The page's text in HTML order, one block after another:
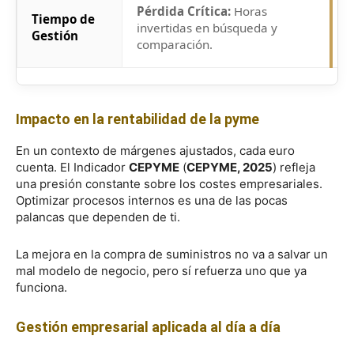
Tiempo de
Gestión
Pérdida Crítica: Horas
invertidas en búsqueda y
comparación.
Impacto en la rentabilidad de la pyme
En un contexto de márgenes ajustados, cada euro
cuenta. El Indicador CEPYME (CEPYME, 2025) refleja
una presión constante sobre los costes empresariales.
Optimizar procesos internos es una de las pocas
palancas que dependen de ti.
La mejora en la compra de suministros no va a salvar un
mal modelo de negocio, pero sí refuerza uno que ya
funciona.
Gestión empresarial aplicada al día a día